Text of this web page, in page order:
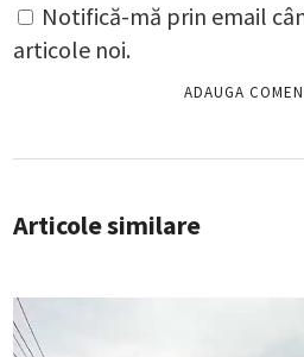
Notifică-mă prin email
articole noi.
Articole similare